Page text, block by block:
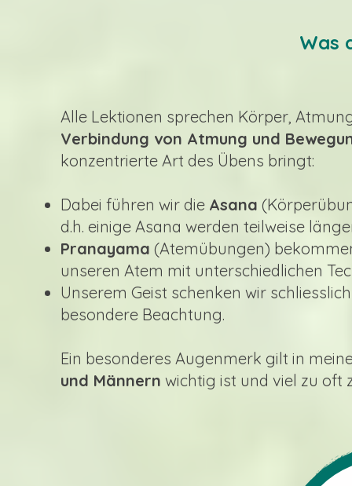
Was
Alle Lektionen sprechen Körper,
Verbindung von Atmung und
konzentrierte Art des Übens bringt:
Dabei führen wir die Asana
d.h. einige Asana werden teilweise
Pranayama (Atemübungen)
unseren Atem mit unterschiedlichen
Unserem Geist schenken wir
besondere Beachtung.
Ein besonderes Augenmerk gilt in
und Männern wichtig ist und viel zu oft